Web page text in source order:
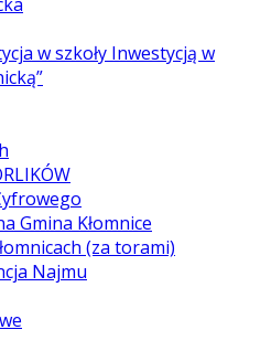
w szkoły Inwestycją w
Gmina Kłomnice
(za torami)
Najmu